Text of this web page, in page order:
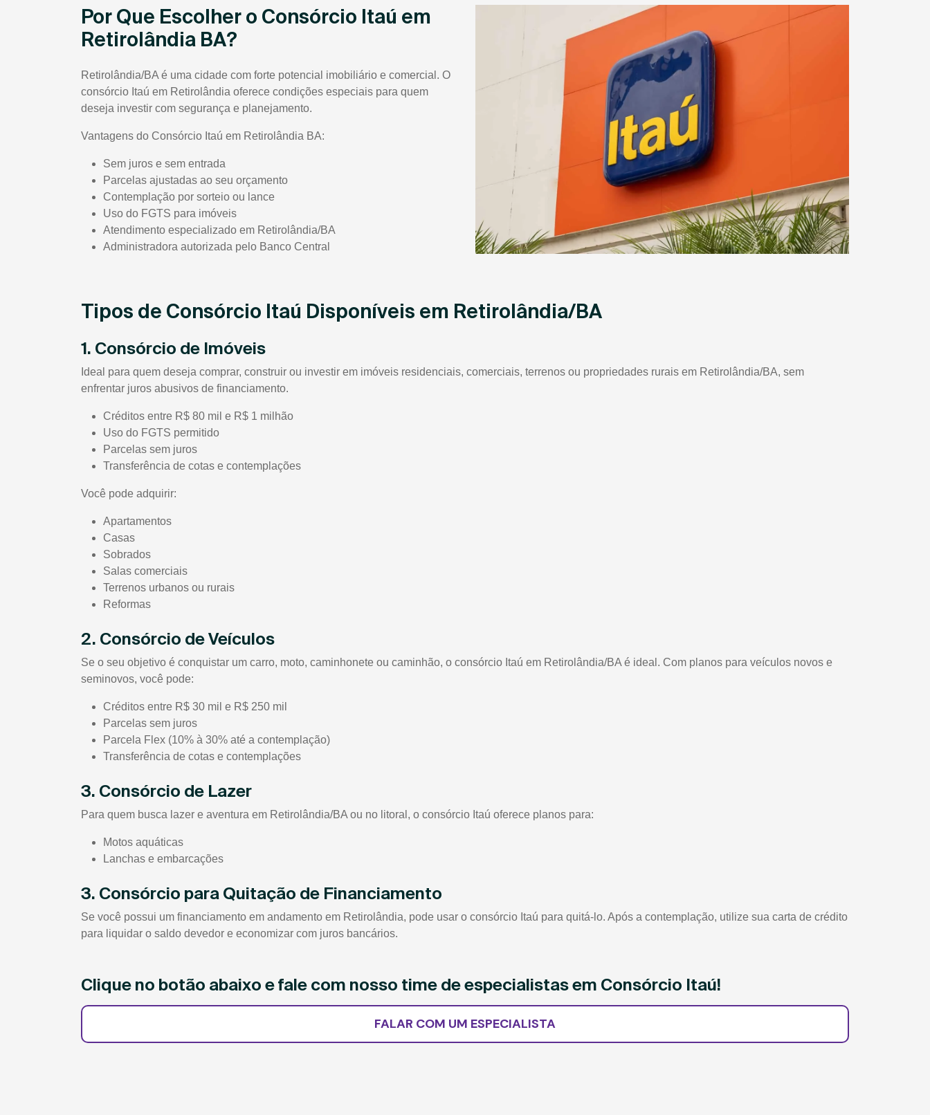
Por Que Escolher o Consórcio Itaú em
Retirolândia BA?
Retirolândia/BA é uma cidade com forte potencial imobiliário e comercial. O
consórcio Itaú em Retirolândia oferece condições especiais para quem
deseja investir com segurança e planejamento.
Vantagens do Consórcio Itaú em Retirolândia BA:
Sem juros e sem entrada
Parcelas ajustadas ao seu orçamento
Contemplação por sorteio ou lance
Uso do FGTS para imóveis
Atendimento especializado em Retirolândia/BA
Administradora autorizada pelo Banco Central
Tipos de Consórcio Itaú Disponíveis em Retirolândia/BA
1. Consórcio de Imóveis
Ideal para quem deseja comprar, construir ou investir em imóveis residenciais, comerciais, terrenos ou propriedades rurais em Retirolândia/BA, sem
enfrentar juros abusivos de financiamento.
Créditos entre R$ 80 mil e R$ 1 milhão
Uso do FGTS permitido
Parcelas sem juros
Transferência de cotas e contemplações
Você pode adquirir:
Apartamentos
Casas
Sobrados
Salas comerciais
Terrenos urbanos ou rurais
Reformas
2. Consórcio de Veículos
Se o seu objetivo é conquistar um carro, moto, caminhonete ou caminhão, o consórcio Itaú em Retirolândia/BA é ideal. Com planos para veículos novos e
seminovos, você pode:
Créditos entre R$ 30 mil e R$ 250 mil
Parcelas sem juros
Parcela Flex (10% à 30% até a contemplação)
Transferência de cotas e contemplações
3. Consórcio de Lazer
Para quem busca lazer e aventura em Retirolândia/BA ou no litoral, o consórcio Itaú oferece planos para:
Motos aquáticas
Lanchas e embarcações
3. Consórcio para Quitação de Financiamento
Se você possui um financiamento em andamento em Retirolândia, pode usar o consórcio Itaú para quitá-lo. Após a contemplação, utilize sua carta de crédito
para liquidar o saldo devedor e economizar com juros bancários.
Clique no botão abaixo e fale com nosso time de especialistas em Consórcio Itaú!
FALAR COM UM ESPECIALISTA